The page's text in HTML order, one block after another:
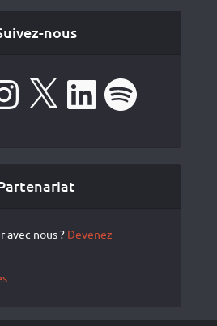
nous
LinkedIn Spotify
avec nous ? Devenez